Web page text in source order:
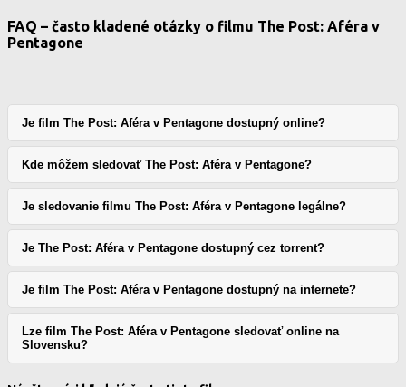
FAQ – často kladené otázky o filmu The Post: Aféra v
Pentagone
Je film The Post: Aféra v Pentagone dostupný online?
Kde môžem sledovať The Post: Aféra v Pentagone?
Je sledovanie filmu The Post: Aféra v Pentagone legálne?
Je The Post: Aféra v Pentagone dostupný cez torrent?
Je film The Post: Aféra v Pentagone dostupný na internete?
Lze film The Post: Aféra v Pentagone sledovať online na
Slovensku?